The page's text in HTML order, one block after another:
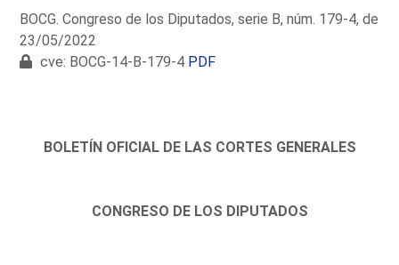
BOCG. Congreso de los Diputados, serie B, núm. 179-4, de
23/05/2022
cve: BOCG-14-B-179-4 PDF
BOLETÍN OFICIAL DE LAS CORTES GENERALES
CONGRESO DE LOS DIPUTADOS